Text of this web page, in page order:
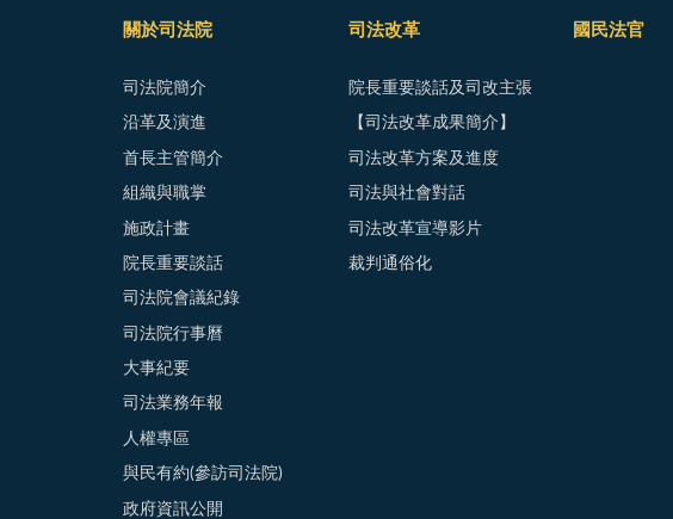
關於司法院
司法院簡介
沿革及演進
首長主管簡介
組織與職掌
施政計畫
院長重要談話
司法院會議紀錄
司法院行事曆
大事紀要
司法業務年報
人權專區
與民有約(參訪司法院)
政府資訊公開
司法改革
院長重要談話及司改主張
【司法改革成果簡介】
司法改革方案及進度
司法與社會對話
司法改革宣導影片
裁判通俗化
國民法官